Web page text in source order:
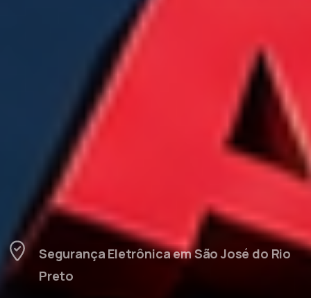
Segurança Eletrônica em São José do Rio
Preto